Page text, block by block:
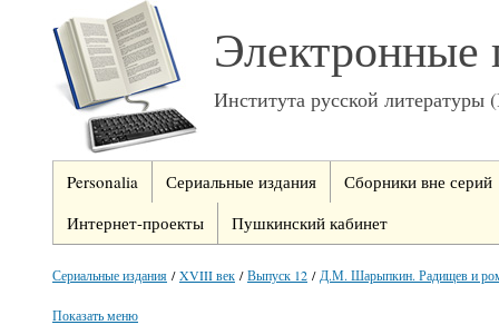
Электронные
Института русской
Personalia Сериальные издания
Сборники вне серий
Интернет-проекты
Пушкинский кабинет
Сериальные издания /XVIII век /Выпуск 12 / Д.М. Шарыпкин. Радищев и
Показать меню